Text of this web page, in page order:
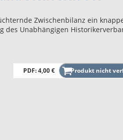
Zwischenbilanz ein
des Unabhängigen
PDF: 4,00 €